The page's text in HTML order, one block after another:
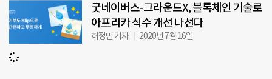
굿네이버스-그라운드X, 블록체인 기술로
아프리카 식수 개선 나선다
허정민 기자 2020년 7월 16일